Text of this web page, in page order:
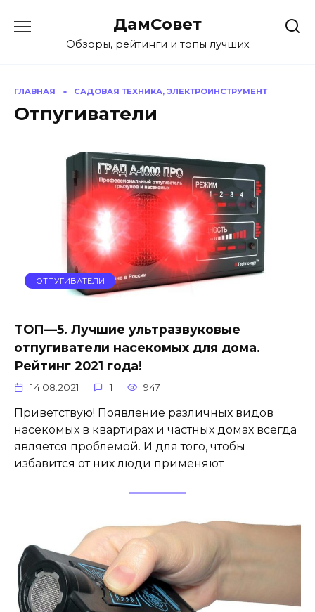
содержанию
ДамСовет
Обзоры, рейтинги и топы лучших
ГЛАВНАЯ » САДОВАЯ ТЕХНИКА, ЭЛЕКТРОИНСТРУМЕНТ
Отпугиватели
ОТПУГИВАТЕЛИ
ТОП—5. Лучшие ультразвуковые
отпугиватели насекомых для дома.
Рейтинг 2021 года!
14.08.2021 1 947
Приветствую! Появление различных видов
насекомых в квартирах и частных домах всегда
является проблемой. И для того, чтобы
избавится от них люди применяют